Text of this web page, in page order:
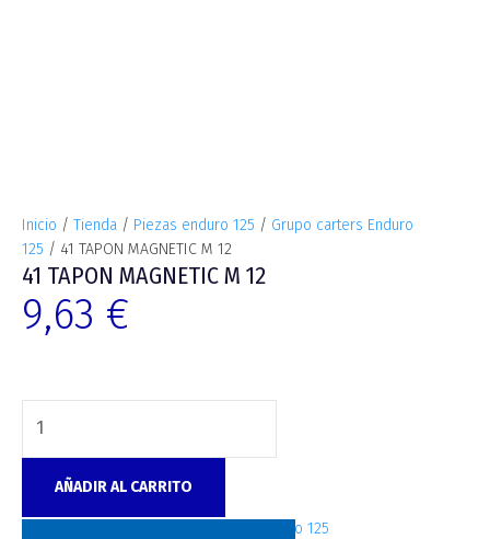
Inicio / Tienda / Piezas enduro 125 / Grupo carters Enduro
125 / 41 TAPON MAGNETIC M 12
41 TAPON MAGNETIC M 12
9,63 €
AÑADIR AL CARRITO
Grupo carters Enduro 125